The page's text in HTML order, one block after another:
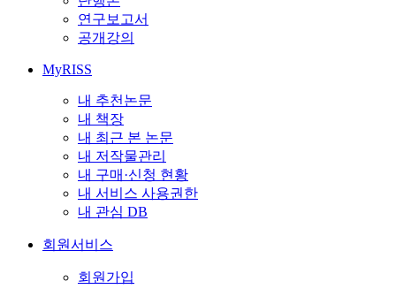
연구보고서
공개강의
MyRISS
내 추천논문
내 책장
내 최근 본 논문
내 저작물관리
내 구매·신청 현황
내 서비스 사용권한
내 관심 DB
회원서비스
회원가입